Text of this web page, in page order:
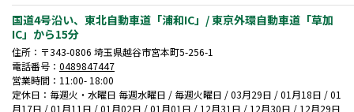
国道4号沿い、東北自動車道「浦和IC」/ 東京外環自動車道「草加
IC」から15分
住所：〒343-0806 埼玉県越谷市宮本町5-256-1
電話番号： 0489847447
営業時間：11:00- 18:00
定休日：毎週火・水曜日 毎週水曜日 / 毎週火曜日 / 03月29日 / 01月18日 / 01
月17日 / 01月11日 / 01月02日 / 01月01日 / 12月31日 / 12月30日 / 12月29日